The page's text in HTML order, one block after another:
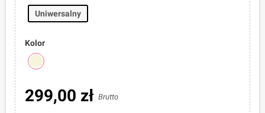
Uniwersalny
Kolor
299,00 zł Brutto